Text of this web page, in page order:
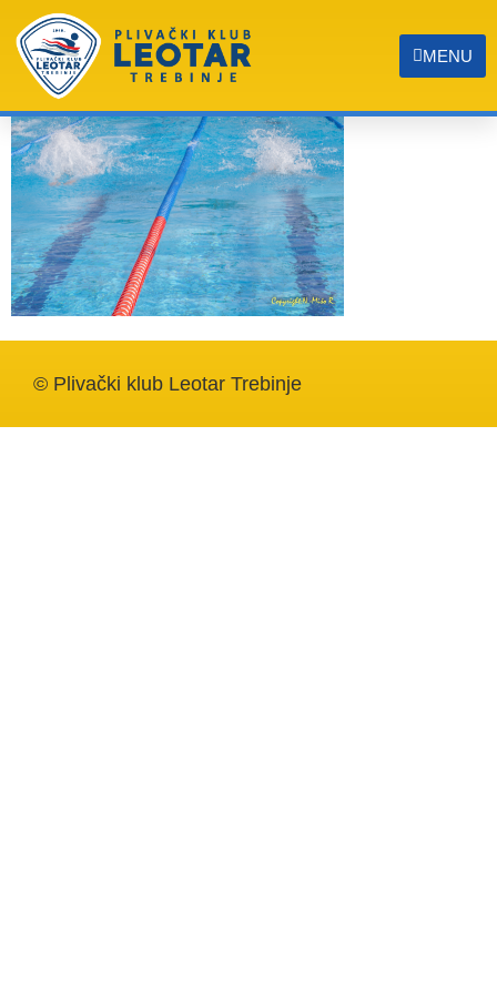
MENU
IMG_9384
© Plivački klub Leotar Trebinje